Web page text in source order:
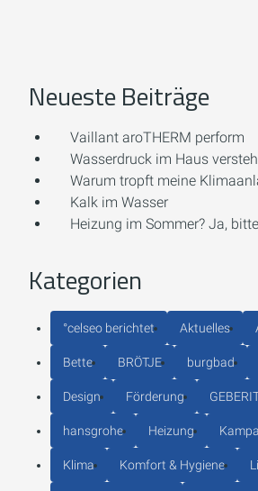
Neueste Beiträge
Vaillant aroTHERM perform
Wasserdruck im Haus
Warum tropft meine
Kalk im Wasser
Heizung im Sommer? Ja,
Kategorien
°celseo berichtet Aktuelles
Bette BRÖTJE burgbad
Design Förderung
hansgrohe Heizung
Klima Komfort & Hygiene